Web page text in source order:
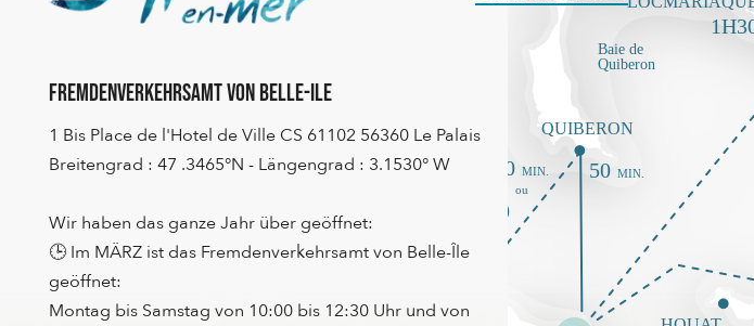
Fremdenverkehrsamt von Belle-Ile
1 Bis Place de l'Hotel de Ville CS 61102 56360 Le Palais
Breitengrad : 47 .3465°N - Längengrad : 3.1530° W
Wir haben das ganze Jahr über geöffnet:
🕒 Im MÄRZ ist das Fremdenverkehrsamt von Belle-Île
geöffnet:
Montag bis Samstag von 10:00 bis 12:30 Uhr und von